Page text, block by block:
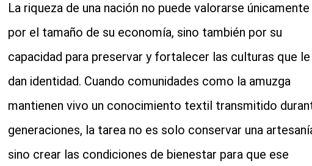
whatsapp
La riqueza de una nación no puede valorarse únicamente
por el tamaño de su economía, sino también por su
capacidad para preservar y fortalecer las culturas que le
dan identidad. Cuando comunidades como la amuzga
mantienen vivo un conocimiento textil transmitido
generaciones, la tarea no es solo conservar una
sino crear las condiciones de bienestar para que ese